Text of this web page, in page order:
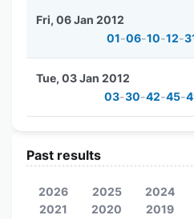
01-06-10-12-
Fri, 06 Jan 2012
03-30-42-45-
Tue, 03 Jan 2012
Past results
2026 2025 2024
2021
2020 2019